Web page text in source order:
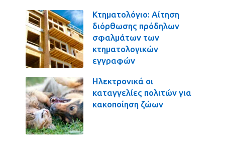
Κτηματολόγιο: Αίτηση
διόρθωσης πρόδηλων
σφαλμάτων των
κτηματολογικών
εγγραφών
Ηλεκτρονικά οι
καταγγελίες πολιτών για
κακοποίηση ζώων